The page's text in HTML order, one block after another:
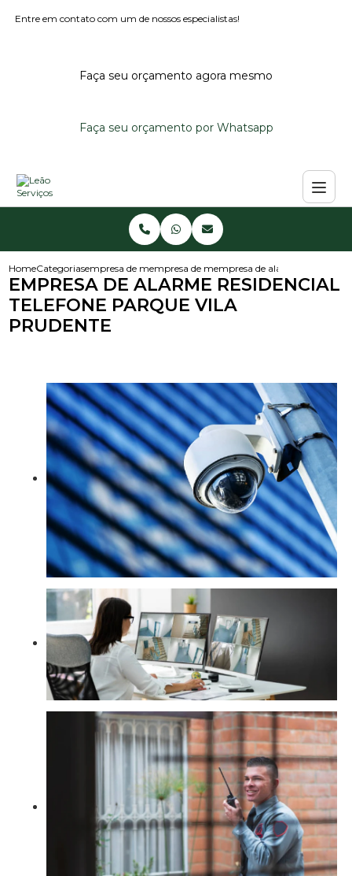
Entre em contato com um de nossos especialistas!
Faça seu orçamento agora mesmo
Faça seu orçamento por Whatsapp
HomeCategoriasempresa de monitoramento de alarmes
empresa de monitoramento de alarme
empresa de alarme
EMPRESA DE ALARME RESIDENCIAL
TELEFONE PARQUE VILA
PRUDENTE